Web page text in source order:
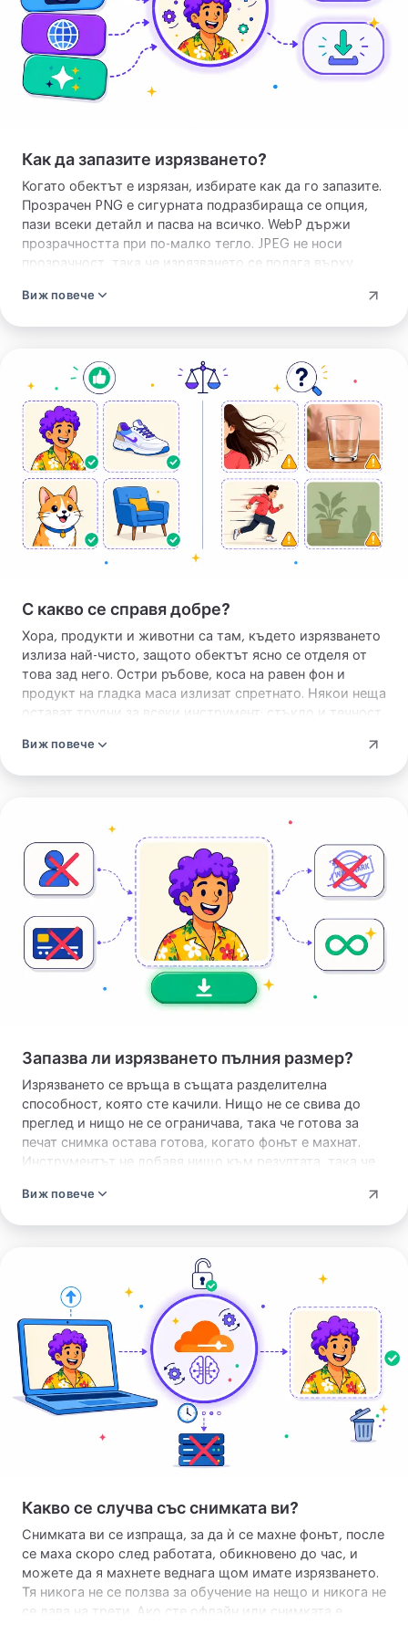
Как да запазите изрязването?
Когато обектът е изрязан, избирате как да го запазите.
Прозрачен PNG е сигурната подразбираща се опция,
пази всеки детайл и пасва на всичко. WebP държи
прозрачността при по-малко тегло. JPEG не носи
прозрачност, така че изрязването се полага върху
на обекта е една и съща във всеки случай. Сменя се
Виж повече
изображението
С какво се справя добре?
Хора, продукти и животни са там, където изрязването
излиза най-чисто, защото обектът ясно се отделя от
това зад него. Остри ръбове, коса на равен фон и
продукт на гладка маса излизат спретнато. Някои неща
остават трудни за всеки инструмент: стъкло и течност,
фон и светъл обект на светла стена. Там разчитайте да
Виж повече
изображението
Запазва ли изрязването пълния размер?
Изрязването се връща в същата разделителна
способност, която сте качили. Нищо не се свива до
преглед и нищо не се ограничава, така че готова за
печат снимка остава готова, когато фонът е махнат.
Инструментът не добавя нищо към резултата, така че
без печат в ъгъла и без щампа в средата.
Виж повече
изображението
Какво се случва със снимката ви?
Снимката ви се изпраща, за да ѝ се махне фонът, после
се маха скоро след работата, обикновено до час, и
можете да я махнете веднага щом имате изрязването.
Тя никога не се ползва за обучение на нещо и никога не
се дава на трети. Ако сте офлайн или снимката е